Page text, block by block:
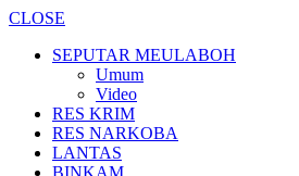
CLOSE
SEPUTAR MEULABOH
Umum
Video
RES KRIM
RES NARKOBA
LANTAS
BINKAM